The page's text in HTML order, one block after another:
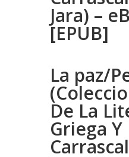
Jara) –
[EPUB]
La paz/
De La
Griega